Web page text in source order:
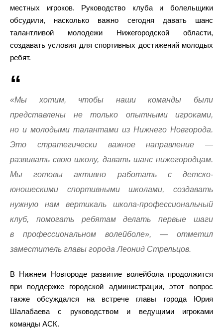
местных игроков. Руководство клуба и болельщики
обсудили, насколько важно сегодня давать шанс
талантливой молодежи Нижегородской области,
создавать условия для спортивных достижений молодых
ребят.
«Мы хотим, чтобы наши команды были
представлены не только опытными игроками,
но и молодыми талантами из Нижнего Новгорода.
Это стратегически важное направление —
развивать свою школу, давать шанс нижегородцам.
Мы готовы активно работать с детско-
юношескими спортивными школами, создавать
нужную нам вертикаль школа-профессиональный
клуб, помогать ребятам делать первые шаги
в профессиональном волейболе», — отметил
заместитель главы города Леонид Стрельцов.
В Нижнем Новгороде развитие волейбола продолжится
при поддержке городской администрации, этот вопрос
также обсуждался на встрече главы города Юрия
Шалабаева с руководством и ведущими игроками
команды АСК.